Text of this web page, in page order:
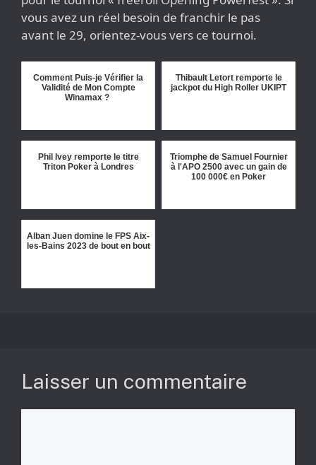
vous avez un réel besoin de franchir le pas
avant le 29, orientez-vous vers ce tournoi.
Comment Puis-je Vérifier la
Validité de Mon Compte
Winamax ?
Thibault Letort remporte le
jackpot du High Roller UKIPT
Phil Ivey remporte le titre
Triton Poker à Londres
Triomphe de Samuel Fournier
à l'APO 2500 avec un gain de
100 000€ en Poker
Alban Juen domine le FPS Aix-
les-Bains 2023 de bout en bout
Laisser un commentaire